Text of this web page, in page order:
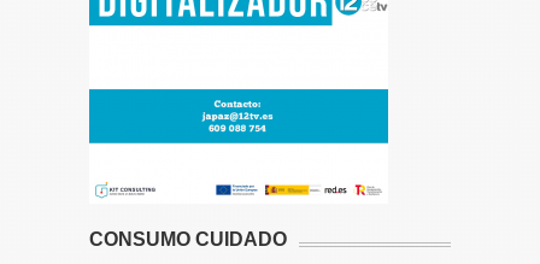
CONSUMO CUIDADO